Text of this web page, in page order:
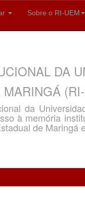
Sobre o RI-UEM
DA
MARINGÁ
da
à memória
de Maringá